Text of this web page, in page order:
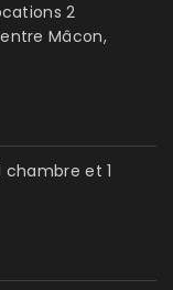
2
Mâcon,
chambre et 1